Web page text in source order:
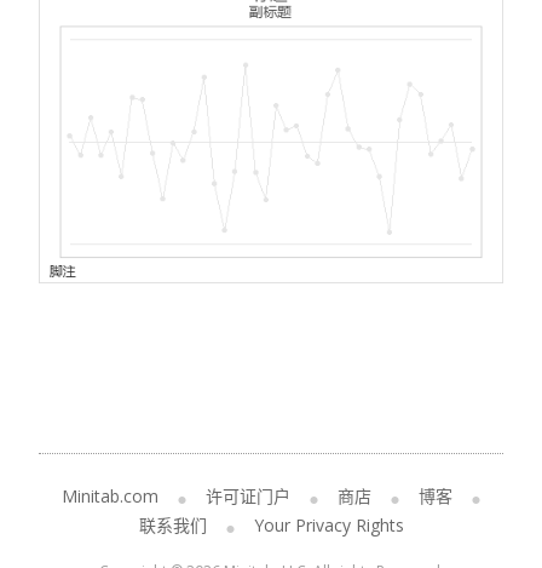
Minitab.com 许可证门户 商店
博客
联系我们
Your Privacy Rights